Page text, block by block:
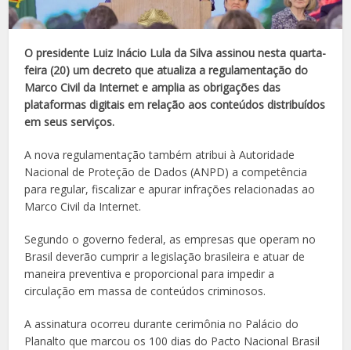
O presidente Luiz Inácio Lula da Silva assinou nesta quarta-
feira (20) um decreto que atualiza a regulamentação do
Marco Civil da Internet e amplia as obrigações das
plataformas digitais em relação aos conteúdos distribuídos
em seus serviços.
A nova regulamentação também atribui à Autoridade
Nacional de Proteção de Dados (ANPD) a competência
para regular, fiscalizar e apurar infrações relacionadas ao
Marco Civil da Internet.
Segundo o governo federal, as empresas que operam no
Brasil deverão cumprir a legislação brasileira e atuar de
maneira preventiva e proporcional para impedir a
circulação em massa de conteúdos criminosos.
A assinatura ocorreu durante cerimônia no Palácio do
Planalto que marcou os 100 dias do Pacto Nacional Brasil